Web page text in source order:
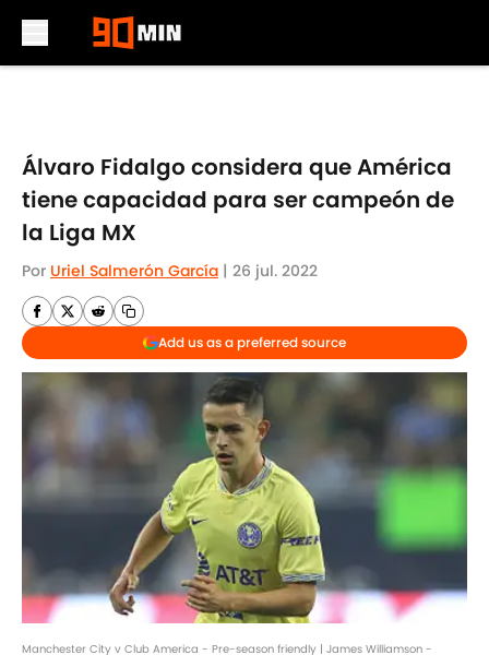
Álvaro Fidalgo considera que América
tiene capacidad para ser campeón de
la Liga MX
Por Uriel Salmerón García | 26 jul. 2022
Add us as a preferred source
Manchester City v Club America - Pre-season friendly | James Williamson -